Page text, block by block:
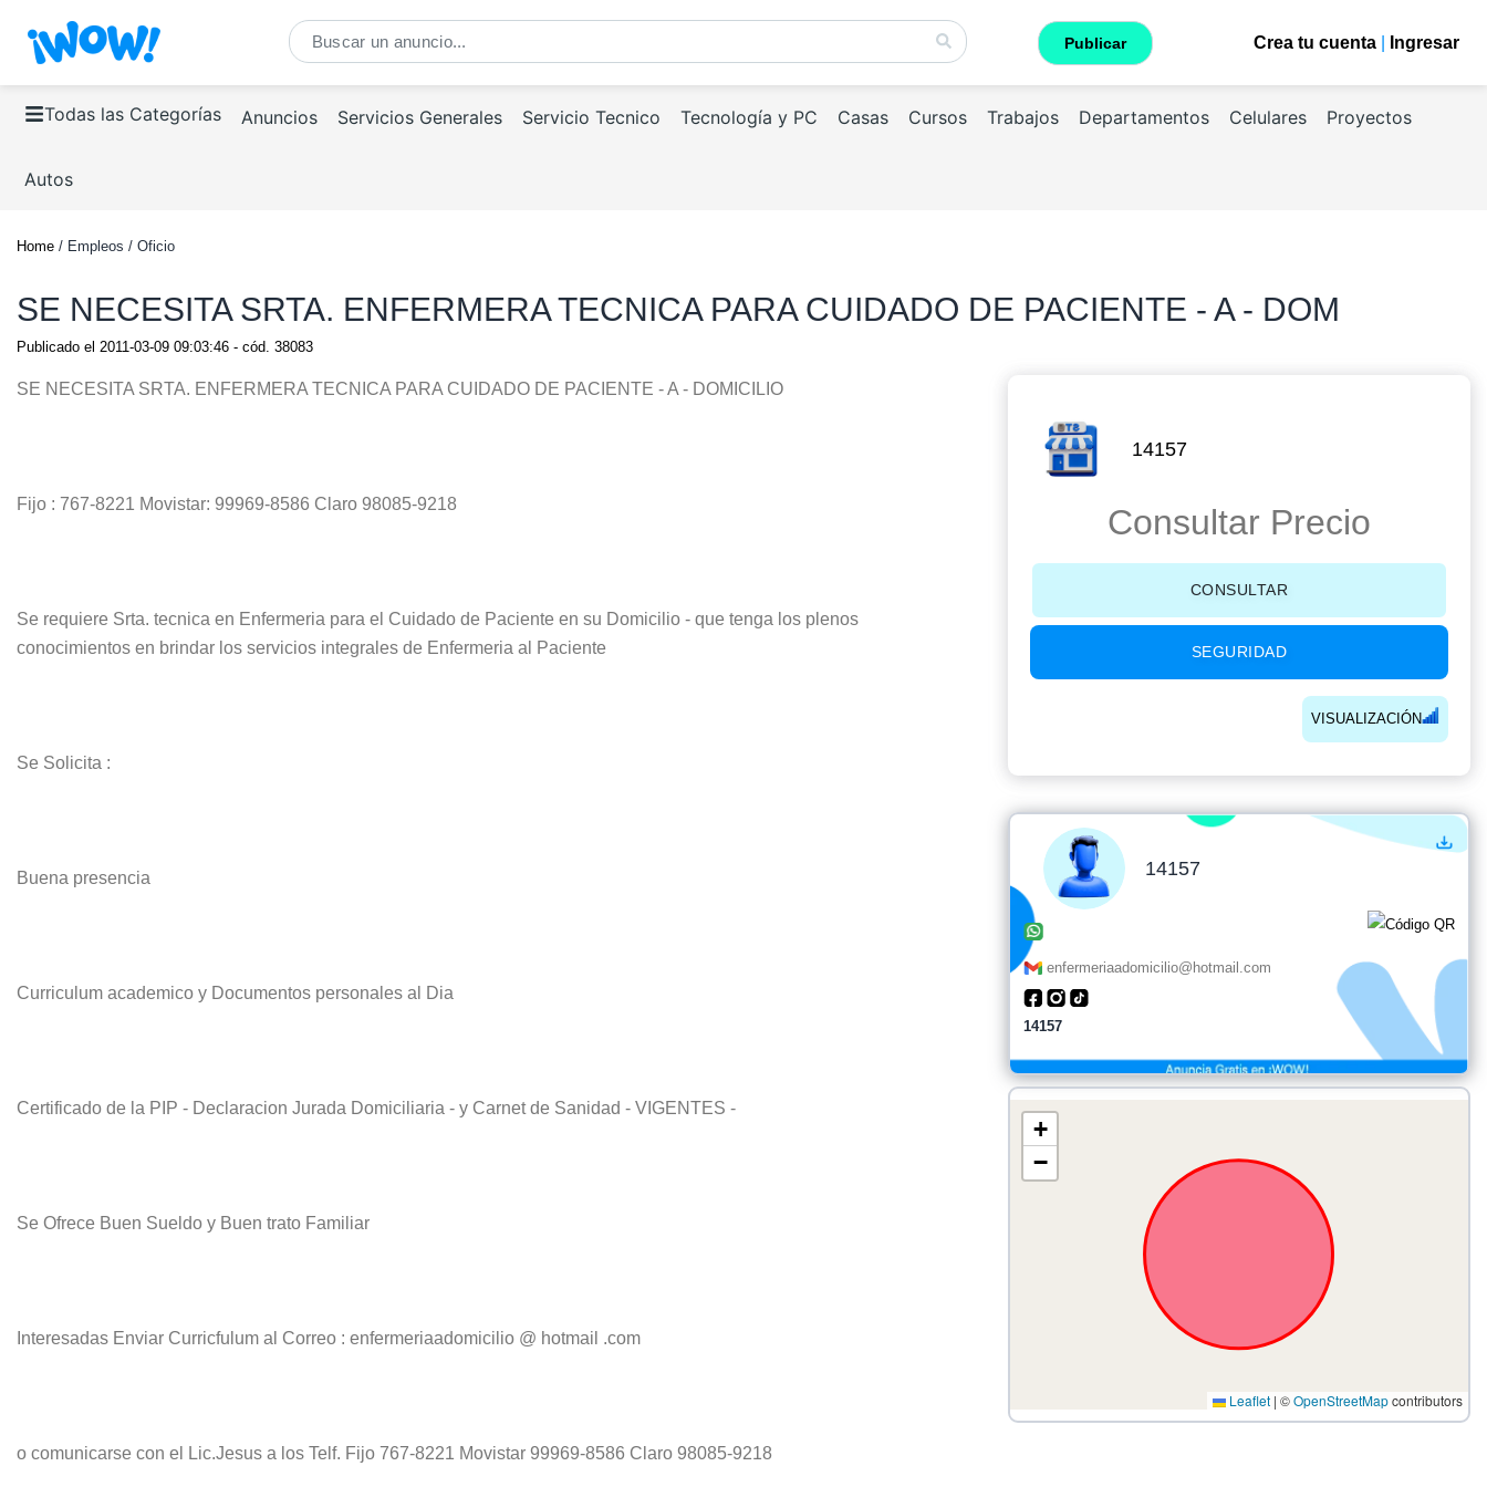
Publicar Crea tu cuenta| Ingresar
Todas las Categorías Anuncios Servicios Generales Servicio Tecnico Tecnología y PC Casas Cursos Trabajos Departamentos Celulares Proyectos
Autos
Home / Empleos / Oficio
SE NECESITA SRTA. ENFERMERA TECNICA PARA CUIDADO DE PACIENTE - A - DOM
Publicado el 2011-03-09 09:03:46 - cód. 38083
SE NECESITA SRTA. ENFERMERA TECNICA PARA CUIDADO DE PACIENTE - A - DOMICILIO
Fijo : 767-8221 Movistar: 99969-8586 Claro 98085-9218
Se requiere Srta. tecnica en Enfermeria para el Cuidado de Paciente en su Domicilio - que tenga los plenos
conocimientos en brindar los servicios integrales de Enfermeria al Paciente
Se Solicita :
Buena presencia
Curriculum academico y Documentos personales al Dia
Certificado de la PIP - Declaracion Jurada Domiciliaria - y Carnet de Sanidad - VIGENTES -
Se Ofrece Buen Sueldo y Buen trato Familiar
Interesadas Enviar Curricfulum al Correo : enfermeriaadomicilio @ hotmail .com
o comunicarse con el Lic.Jesus a los Telf. Fijo 767-8221 Movistar 99969-8586 Claro 98085-9218
14157
Consultar Precio
CONSULTAR
SEGURIDAD
VISUALIZACIÓN
14157
enfermeriaadomicilio@hotmail.com
14157
+
−
Leaflet | ©OpenStreetMapcontributors